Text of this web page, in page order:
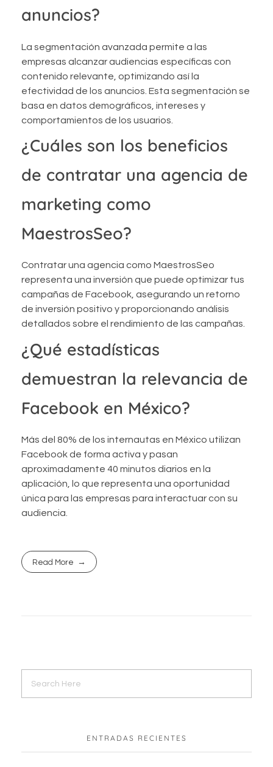
anuncios?
La segmentación avanzada permite a las
empresas alcanzar audiencias específicas con
contenido relevante, optimizando así la
efectividad de los anuncios. Esta segmentación se
basa en datos demográficos, intereses y
comportamientos de los usuarios.
¿Cuáles son los beneficios
de contratar una agencia de
marketing como
MaestrosSeo?
Contratar una agencia como MaestrosSeo
representa una inversión que puede optimizar tus
campañas de Facebook, asegurando un retorno
de inversión positivo y proporcionando análisis
detallados sobre el rendimiento de las campañas.
¿Qué estadísticas
demuestran la relevancia de
Facebook en México?
Más del 80% de los internautas en México utilizan
Facebook de forma activa y pasan
aproximadamente 40 minutos diarios en la
aplicación, lo que representa una oportunidad
única para las empresas para interactuar con su
audiencia.
Read More
ENTRADAS RECIENTES